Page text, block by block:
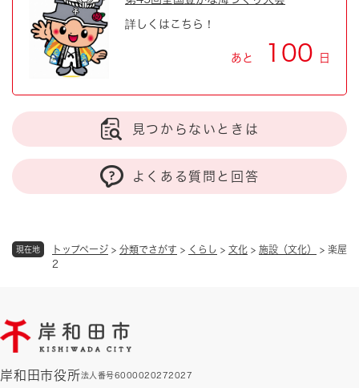
現在地 トップページ > 分類でさがす > くらし > 文化 > 施設（文化） > 楽屋
2
詳しくはこちら！
あと 100 日
見つからないときは
よくある質問と回答
岸和田市役所法人番号6000020272027